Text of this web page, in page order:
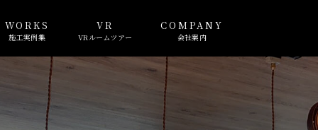
WORKS
施工実例集
VR
VRルームツアー
COMPANY
会社案内